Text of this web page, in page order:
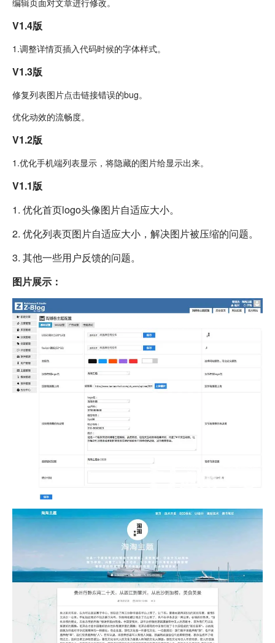
编辑页面对文章进行修改。
V1.4版
1.调整详情页插入代码时候的字体样式。
V1.3版
修复列表图片点击链接错误的bug。
优化动效的流畅度。
V1.2版
1.优化手机端列表显示，将隐藏的图片给显示出来。
V1.1版
1. 优化首页logo头像图片自适应大小。
2. 优化列表页图片自适应大小，解决图片被压缩的问题。
3. 其他一些用户反馈的问题。
图片展示：